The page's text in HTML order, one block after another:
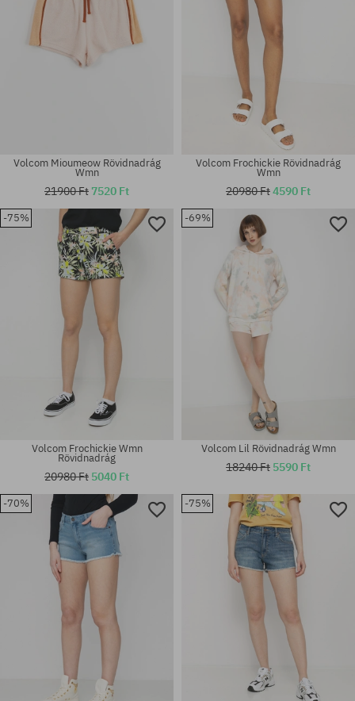
Elérhető méretek:
Elérhető méretek:
Elérhető méretek:
Volcom Mioumeow Rövidnadrág
Wmn
21900 Ft 7520 Ft
Elérhető méretek:
Volcom Frochickie Rövidnadrág
Wmn
20980 Ft4590 Ft
-75%
Volcom Frochickie Wmn
Rövidnadrág
20980 Ft 5040 Ft
-69%
Volcom Lil Rövidnadrág Wmn
18240 Ft 5590 Ft
-70% -75%